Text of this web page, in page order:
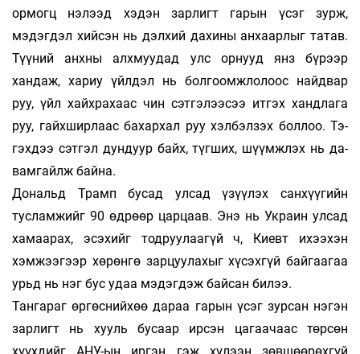
ормогц нэлээд хэдэн зар­лигт га­рын үсэг зурж,
мэдэгдэл хийсэн нь дэл­хий да­хи­ны анхаарлыг татав.
Түүний анхны алх­­муу­дад улс орнууд янз бүрээр
хандаж, хариу үйл­­дэл нь болгоомжлолоос найдвар
руу, үйл хайх­­­ра­хаас чин сэтгэлээсээ итгэх хандлага
руу, гайх­­­шир­лаас бахархал руу хэлбэлзэх боллоо. Тэ­
гэхдээ сэт­гэл дундуур байх, түгших, шүүмж­лэх нь да­
вамгайлж байна.
Дональд Трамп бусад улсад үзүүлэх сан­хүүгийн
тусламжийг 90 өдрөөр царцаав. Энэ нь Ук­раин улсад
хамаарах, эсэхийг тодруулаагүй ч, Киевт ихээхэн
хэмжээгээр хөрөнгө зар­цуу­ла­хыг хүсэхгүй байгаагаа
урьд нь нэг бус удаа мэ­дэг­дэж байсан билээ.
Тангараг өргөснийхөө дараа гарын үсэг зур­сан нэгэн
зарлигт нь хууль бусаар ирсэн цагаа­чаас төрсөн